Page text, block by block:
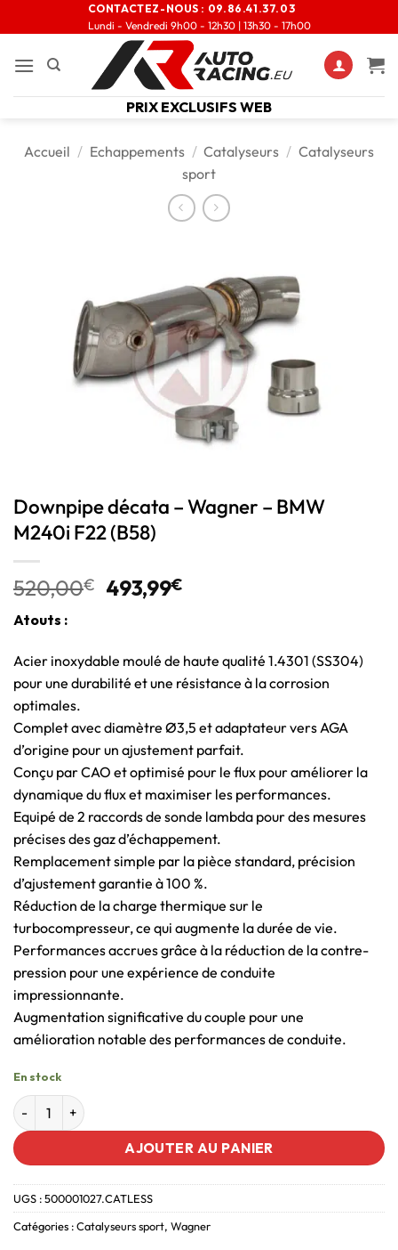
CONTACTEZ-NOUS : 09.86.41.37.03
Lundi - Vendredi 9h00 - 12h30 | 13h30 - 17h00
PRIX EXCLUSIFS WEB
Accueil / Echappements / Catalyseurs / Catalyseurs
sport
Downpipe décata – Wagner – BMW
M240i F22 (B58)
520,00€ 493,99€
Atouts :
Acier inoxydable moulé de haute qualité 1.4301 (SS304)
pour une durabilité et une résistance à la corrosion
optimales.
Complet avec diamètre Ø3,5 et adaptateur vers AGA
d’origine pour un ajustement parfait.
Conçu par CAO et optimisé pour le flux pour améliorer la
dynamique du flux et maximiser les performances.
Equipé de 2 raccords de sonde lambda pour des mesures
précises des gaz d’échappement.
Remplacement simple par la pièce standard, précision
d’ajustement garantie à 100 %.
Réduction de la charge thermique sur le
turbocompresseur, ce qui augmente la durée de vie.
Performances accrues grâce à la réduction de la contre-
pression pour une expérience de conduite
impressionnante.
Augmentation significative du couple pour une
amélioration notable des performances de conduite.
En stock
AJOUTER AU PANIER
UGS :500001027.CATLESS
Catégories :Catalyseurs sport, Wagner